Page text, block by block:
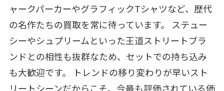
ャークパーカーやグラフィックTシャツなど、歴代
の名作たちの買取を常に待っています。 ステュー
シーやシュプリームといった王道ストリートブラ
ンドとの相性も抜群なため、セットでの持ち込み
も大歓迎です。 トレンドの移り変わりが早いスト
リートシーンだからこそ、今最も評価されている価